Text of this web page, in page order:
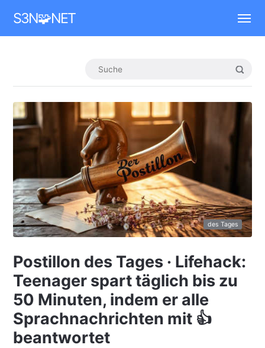
S3N🧩NET
des Tages
Postillon des Tages · Lifehack:
Teenager spart täglich bis zu
50 Minuten, indem er alle
Sprachnachrichten mit 👍
beantwortet